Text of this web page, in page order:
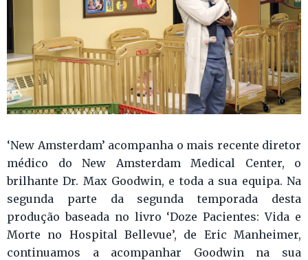
‘New Amsterdam’ acompanha o mais recente diretor
médico do New Amsterdam Medical Center, o
brilhante Dr. Max Goodwin, e toda a sua equipa. Na
segunda parte da segunda temporada desta
produção baseada no livro ‘Doze Pacientes: Vida e
Morte no Hospital Bellevue’, de Eric Manheimer,
continuamos a acompanhar Goodwin na sua